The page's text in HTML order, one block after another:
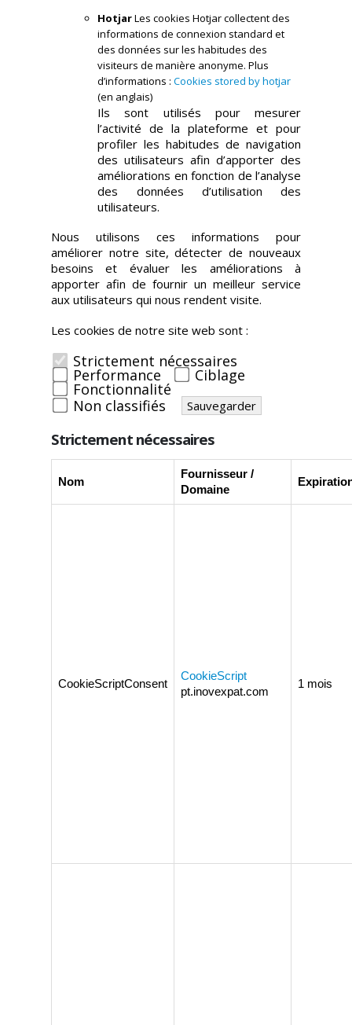
HotjarLes cookies Hotjar collectent des
informations de connexion standard et
des données sur les habitudes des
visiteurs de manière anonyme. Plus
d’informations :Cookies stored by hotjar
(en anglais)
Ils sont utilisés pour mesurer
l’activité de la plateforme et pour
profiler les habitudes de navigation
des utilisateurs afin d’apporter des
améliorations en fonction de l’analyse
des données d’utilisation des
utilisateurs.
Nous utilisons ces informations pour
améliorer notre site, détecter de nouveaux
besoins et évaluer les améliorations à
apporter afin de fournir un meilleur service
aux utilisateurs qui nous rendent visite.
Les cookies de notre site web sont :
Strictement nécessaires
Performance Ciblage
Fonctionnalité
Non classifiés
Sauvegarder
Strictement nécessaires
Nom
Fournisseur /
Domaine
CookieScriptConsent
CookieScript
pt.inovexpat.com
1 mois